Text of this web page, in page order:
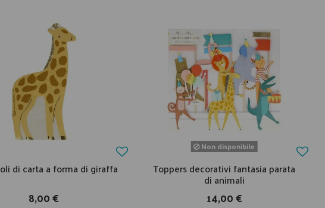
di carta a forma di giraffa
8,00 €
Non disponibile
Toppers decorativi fantasia parata
di animali
14,00 €